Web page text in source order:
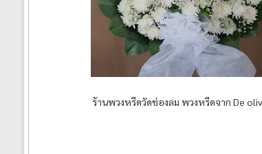
ร้านพวงหรีดวัดช่องลม พวงหรีดจาก De